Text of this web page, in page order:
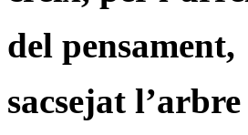
del pensament,
sacsejat l’arbre